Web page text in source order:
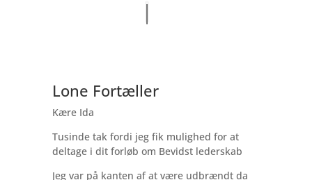
Lone Fortæller
Kære Ida
Tusinde tak fordi jeg fik mulighed for at
deltage i dit forløb om Bevidst lederskab
Jeg var på kanten af at være udbrændt da